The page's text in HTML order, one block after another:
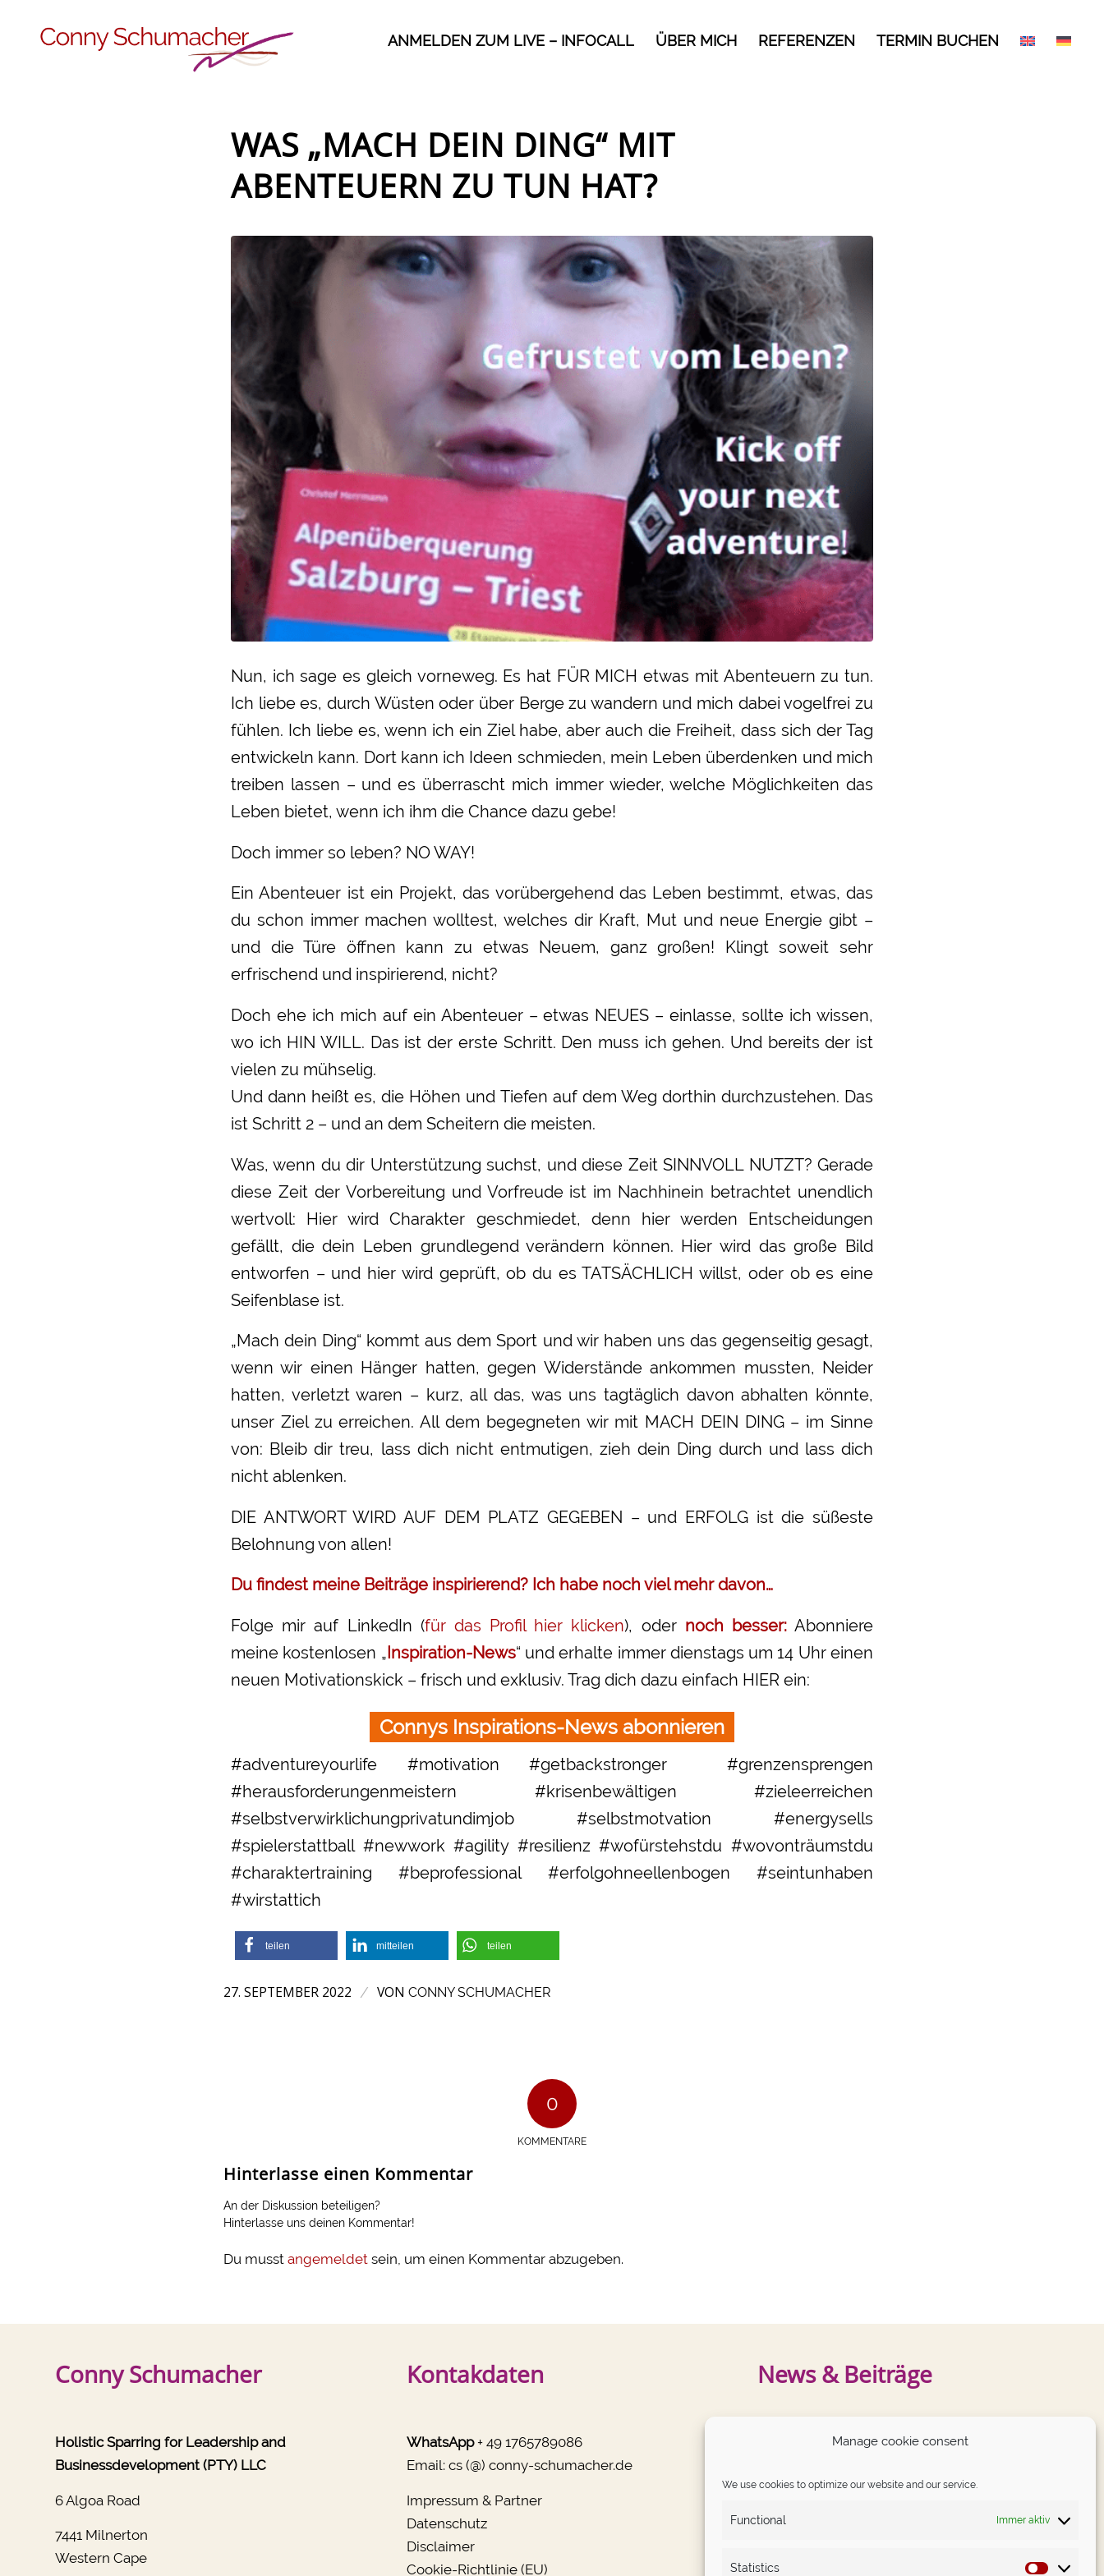
Manage cookie consent
We use cookies to optimize our website and our service.
Functional Immer aktiv
Statistics
ANMELDEN ZUM LIVE – INFOCALL ÜBER MICH REFERENZEN TERMIN BUCHEN
WAS „MACH DEIN DING“ MIT
ABENTEUERN ZU TUN HAT?
Nun, ich sage es gleich vorneweg. Es hat FÜR MICH etwas mit Abenteuern zu tun.
Ich liebe es, durch Wüsten oder über Berge zu wandern und mich dabei vogelfrei zu
fühlen. Ich liebe es, wenn ich ein Ziel habe, aber auch die Freiheit, dass sich der Tag
entwickeln kann. Dort kann ich Ideen schmieden, mein Leben überdenken und mich
treiben lassen – und es überrascht mich immer wieder, welche Möglichkeiten das
Leben bietet, wenn ich ihm die Chance dazu gebe!
Doch immer so leben? NO WAY!
Ein Abenteuer ist ein Projekt, das vorübergehend das Leben bestimmt, etwas, das
du schon immer machen wolltest, welches dir Kraft, Mut und neue Energie gibt –
und die Türe öffnen kann zu etwas Neuem, ganz großen! Klingt soweit sehr
erfrischend und inspirierend, nicht?
Doch ehe ich mich auf ein Abenteuer – etwas NEUES – einlasse, sollte ich wissen,
wo ich HIN WILL. Das ist der erste Schritt. Den muss ich gehen. Und bereits der ist
vielen zu mühselig.
Und dann heißt es, die Höhen und Tiefen auf dem Weg dorthin durchzustehen. Das
ist Schritt 2 – und an dem Scheitern die meisten.
Was, wenn du dir Unterstützung suchst, und diese Zeit SINNVOLL NUTZT? Gerade
diese Zeit der Vorbereitung und Vorfreude ist im Nachhinein betrachtet unendlich
wertvoll: Hier wird Charakter geschmiedet, denn hier werden Entscheidungen
gefällt, die dein Leben grundlegend verändern können. Hier wird das große Bild
entworfen – und hier wird geprüft, ob du es TATSÄCHLICH willst, oder ob es eine
Seifenblase ist.
„Mach dein Ding“ kommt aus dem Sport und wir haben uns das gegenseitig gesagt,
wenn wir einen Hänger hatten, gegen Widerstände ankommen mussten, Neider
hatten, verletzt waren – kurz, all das, was uns tagtäglich davon abhalten könnte,
unser Ziel zu erreichen. All dem begegneten wir mit MACH DEIN DING – im Sinne
von: Bleib dir treu, lass dich nicht entmutigen, zieh dein Ding durch und lass dich
nicht ablenken.
DIE ANTWORT WIRD AUF DEM PLATZ GEGEBEN – und ERFOLG ist die süßeste
Belohnung von allen!
Du findest meine Beiträge inspirierend? Ich habe noch viel mehr davon…
Folge mir auf LinkedIn (für das Profil hier klicken), oder noch besser:Abonniere
meine kostenlosen „ Inspiration-News“ und erhalte immer dienstags um 14 Uhr einen
neuen Motivationskick – frisch und exklusiv. Trag dich dazu einfach HIER ein:
Connys Inspirations-News abonnieren
#adventureyourlife #motivation #getbackstronger #grenzensprengen
#herausforderungenmeistern #krisenbewältigen #zieleerreichen
#selbstverwirklichungprivatundimjob #selbstmotvation #energysells
#spielerstattball #newwork #agility #resilienz #wofürstehstdu #wovonträumstdu
#charaktertraining #beprofessional #erfolgohneellenbogen #seintunhaben
#wirstattich
teilen mitteilen teilen
27. SEPTEMBER 2022 / VON CONNY SCHUMACHER
0
KOMMENTARE
Hinterlasse einen Kommentar
An der Diskussion beteiligen?
Hinterlasse uns deinen Kommentar!
Du musst angemeldet sein, um einen Kommentar abzugeben.
Conny Schumacher
Holistic Sparring for Leadership and
Businessdevelopment (PTY) LLC
6 Algoa Road
7441 Milnerton
Western Cape
Kontakdaten
WhatsApp+ 49 1765789086
Email: cs (@) conny-schumacher.de
Impressum & Partner
Datenschutz
Disclaimer
Cookie-Richtlinie (EU)
News & Beiträge
NEUESTE BEITRÄGE
machen, als du bist.
erprobt.